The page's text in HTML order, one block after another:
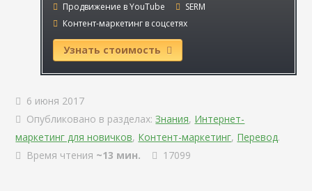
Продвижение в YouTube
SERM
Контент-маркетинг в соцсетях
Узнать стоимость
6 июня 2017
Опубликовано в разделах: Знания, Интернет-
маркетинг для новичков, Контент-маркетинг, Перевод.
Время чтения ~13 мин. 17099